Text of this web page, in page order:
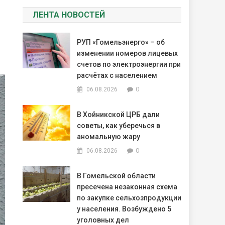
ЛЕНТА НОВОСТЕЙ
РУП «Гомельэнерго» – об
изменении номеров лицевых
счетов по электроэнергии при
расчётах с населением
06.08.2026 0
В Хойникской ЦРБ дали
советы, как уберечься в
аномальную жару
06.08.2026 0
В Гомельской области
пресечена незаконная схема
по закупке сельхозпродукции
у населения. Возбуждено 5
уголовных дел